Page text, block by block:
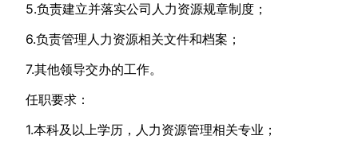
5.负责建立并落实公司人力资源规章制度；
6.负责管理人力资源相关文件和档案；
7.其他领导交办的工作。
任职要求：
1.本科及以上学历，人力资源管理相关专业；